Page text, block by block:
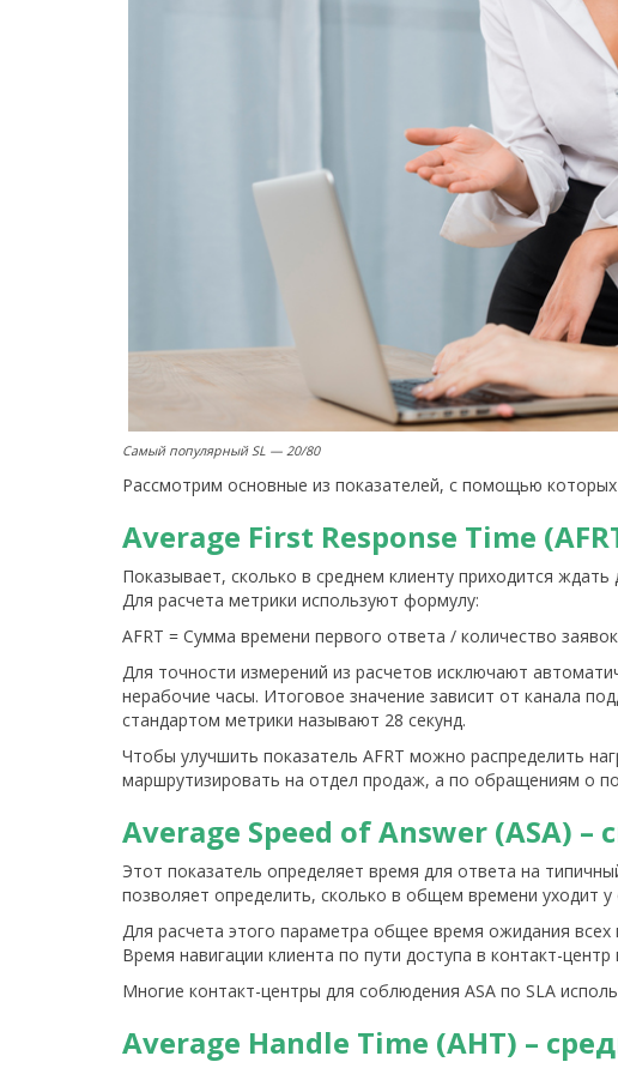
Самый популярный SL — 20/80
Рассмотрим основные из показателей, с помощью
Average First Response Time
Показывает, сколько в среднем клиенту приходится ждать
Для расчета метрики используют формулу:
AFRT = Сумма времени первого ответа / количество заявок
Для точности измерений из расчетов исключают
нерабочие часы. Итоговое значение зависит от канала
стандартом метрики называют 28 секунд.
Чтобы улучшить показатель AFRT можно распределить
маршрутизировать на отдел продаж, а по обращениям о
Average Speed of Answer (ASA) –
Этот показатель определяет время для ответа на
позволяет определить, сколько в общем времени уходит
Для расчета этого параметра общее время ожидания всех
Время навигации клиента по пути доступа в контакт-
Многие контакт-центры для соблюдения ASA по SLA
Average Handle Time (AHT) –